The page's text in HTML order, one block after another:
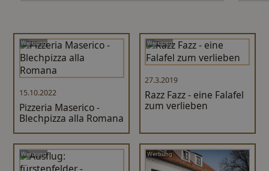
Werbung
15.10.2022
Pizzeria Maserico -
Blechpizza alla Romana
Werbung
27.3.2019
Razz Fazz - eine Falafel
zum verlieben
Werbung Werbung